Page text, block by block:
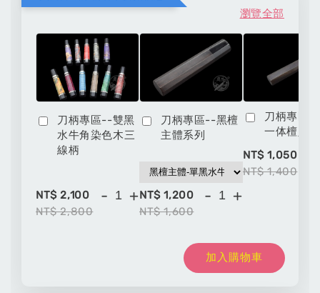
瀏覽全部
刀柄專區--雙黑
水牛角染色木三
線柄
NT$ 2,100
NT$ 2,800
- +
刀柄專區--黑檀
主體系列
NT$ 1,200
NT$ 1,600
- +
刀柄專區
一体檀八
NT$ 1,050
NT$ 1,400
加入購物車